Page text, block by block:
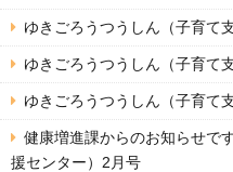
ゆきごろうつうしん（子育て
ゆきごろうつうしん（子育て
ゆきごろうつうしん（子育て
健康増進課からのお知らせで
援センター）2月号